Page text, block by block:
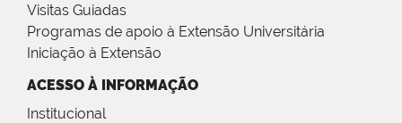
Visitas Guiadas
Programas de apoio à Extensão Universitária
Iniciação à Extensão
ACESSO À INFORMAÇÃO
Institucional